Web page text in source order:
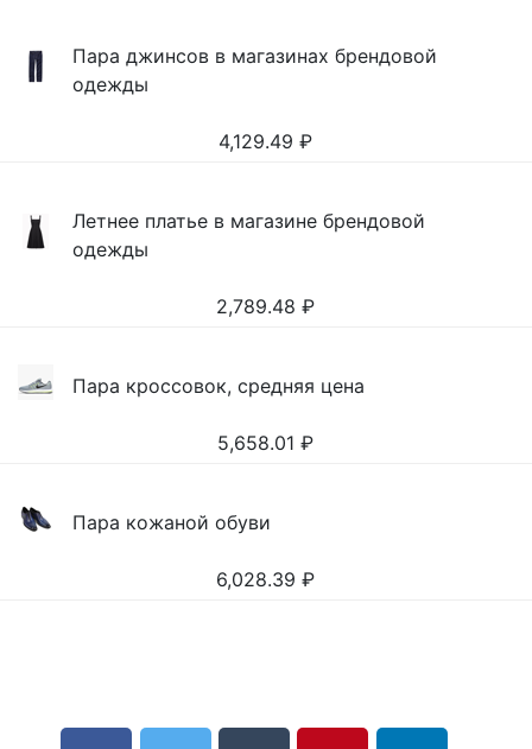
Пара джинсов в магазинах брендовой
одежды
4,129.49 ₽
Летнее платье в магазине брендовой
одежды
2,789.48 ₽
Пара кроссовок, средняя цена
5,658.01 ₽
Пара кожаной обуви
6,028.39 ₽